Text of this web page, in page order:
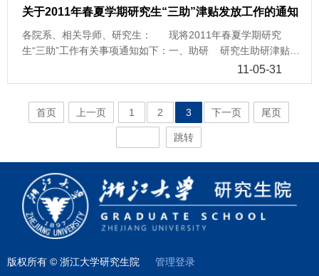
金额发放标准：津贴上限为每小时15元，半天45元，依据工作量
酌情发放，据实列支。为保证教学和科研，学生担任助管每周不
超过4个半天，月金额不超过720元，总额不超过每个岗位每个长
学期3600元的标准（一个岗位可有多人兼任），申报时津贴发放
期将于下学期发放。 5、邮件标题格式为：xx（单位名）12春
夏学期助管津贴发放； 6、邮箱地址为：
hejunjie@zju.edu.cn 7、为加强管理，保证助管岗位的合理使
知，公布相关单位助管工作人员的邮箱等，学生投递简历，单位
进行招聘，并将录用名单递交研工部备案的方式进行，请各单位
在此次递交发放表的时候，确认下学期分管此项工作的老师邮箱
和工作电话。 8、下学期助管岗位分配同本学期，如个别单位
需要变动，请于6月15日前递交相关报告（领导签字，盖部门
科教学）在现代教务管理系统中进行，具体操作方式和时间敬请
生导师发放津贴>=1000元，学校配套1500元，硕士生导师发放
津贴>=500元，学校配套250元。未到数额的按比例配套。
学校将于导师发放完成后，研究生院管理处依据财务处的数据和
学籍情况，统一配套； （4）学校每年四次的助研发放时间
为：1月份（秋冬学期助研），3月份（寒假助研），6月份（春
放的，可在下次补发，但学校配套部分原则上不再补发；
（5）研究生助研津贴不得发给已经终结或毕业的学生，也不能
发放给本科学号的学生。 二、助管 详见：关于2011年秋冬
1、研究生助教（协助导师本科教学）在现代教务管理系统中进
行，具体操作方式和时间敬请留意本科生院通知； 2、研究生
公共课助教（研究生公共英语、政治等）由研究生培养处经
办。 四、联系人 研究生院联系人：何老师，联系电话：
联系电话：88981096，zhenglz@zju.edu.cn； 院系联系人：
日，逾期将于下学期发放。 6、邮件标题格式为：xx（单位
hejunjie@zju.edu.cn 7、各单位请将签字盖章后的文本递交到
教11-219办公室。 附件1： 机关和直属单位助管津贴发放
表.xls附件2： 院系助管津贴发放表.xls 计划财务处研究生院管
理处2011年12月12日
研津贴，须分开录入，完成助研津贴录入后，导出表格，签字，
柜台操作人员，酬金类型务必为“研究生助研津贴”。 3、截至
时间：2011年9月30日；因6日-7日发放工资需要，柜台从9月8
日起开始受理本次助研发放； 4、注意事项 （1）助研相关
政策仍同原先规定； （2）暑假助研学校无配套； （3）学
校每年四次的助研发放时间为：1月份（秋冬学期助研），3月份
（寒假助研），6月份（春夏学期助研），9月份（暑期助研），
操作时间为1个月左右，如导师在上一次遗漏未发放的，可在下
次补发，但学校配套部分原则上不再补发； （4）请不要给本
科学号及已终结学生发放助研津贴； 5、其他 上学期可以补
发配套的同学，如有遗漏等问题，请于9月15日前，邮件联系研
工部何俊杰老师，逾期不再受理。 联系人：何俊杰E－mail：
hejunjie@zju.edu.cn联系地址：玉泉教11-219室 附件1： 操作
指南.doc 研究生管理处2011年9月5日
关于2011年春夏学期研究生“三助”津贴发放工作的通知
各院系、相关导师、研究生： 现将2011年春夏学期研究
生“三助”工作有关事项通知如下：一、助研 研究生助研津贴发
放在财务平台上操作，操作方式如下： 1、请导师登陆浙江大
学高级财务管理平台：
同酬金发放，摘要务必填写为：11春夏学期硕士生助研津贴或11
春夏学期博士生助研津贴，硕博须分开录入，完成助研津贴录入
后，导出表格，签字，盖章交所在校区财务报销大厅处理；
3、本次助研财务处理时间2011年6月1日-30日，6月7日之后财
务柜台受理。需要学校配套经费的，导师务必于6月24日前完
成。4、注意事项 （1）助研津贴发放，导师要根据研究生实际
工作量来核定，不能把研究生的助研津贴挪作他用。助研津贴单
人发放额超过8000元的，导师应书面说明理由，一式两份，经院
系盖章同意，一份由院系送报研究生院备案，一份财务处办理
操作人员，酬金类型须为“研究生助研津贴”，否则会产生酬金性
11-05-31
首页 上一页 1 2 3 下一页 尾页
跳转
版权所有 © 浙江大学研究生院 管理登录